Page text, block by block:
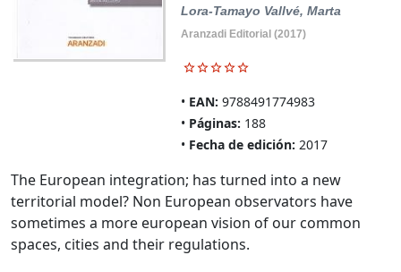
Lora-Tamayo Vallvé, Marta
Aranzadi Editorial (2017)
EAN: 9788491774983
Páginas: 188
Fecha de edición: 2017
The European integration; has turned into a new
territorial model? Non European observators have
sometimes a more european vision of our common
spaces, cities and their regulations.